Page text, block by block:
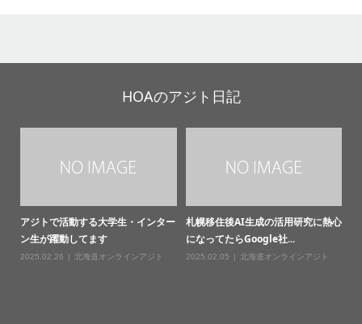
HOAのアジト日記
アジトで活動する大学生・インター
ン生が躍動してます
2025.02.26 北海道オンラインアジト
札幌移住後AI生成の活用研究に熱心
になってたらGoogle社...
2025.02.05 北海道オンラインアジト